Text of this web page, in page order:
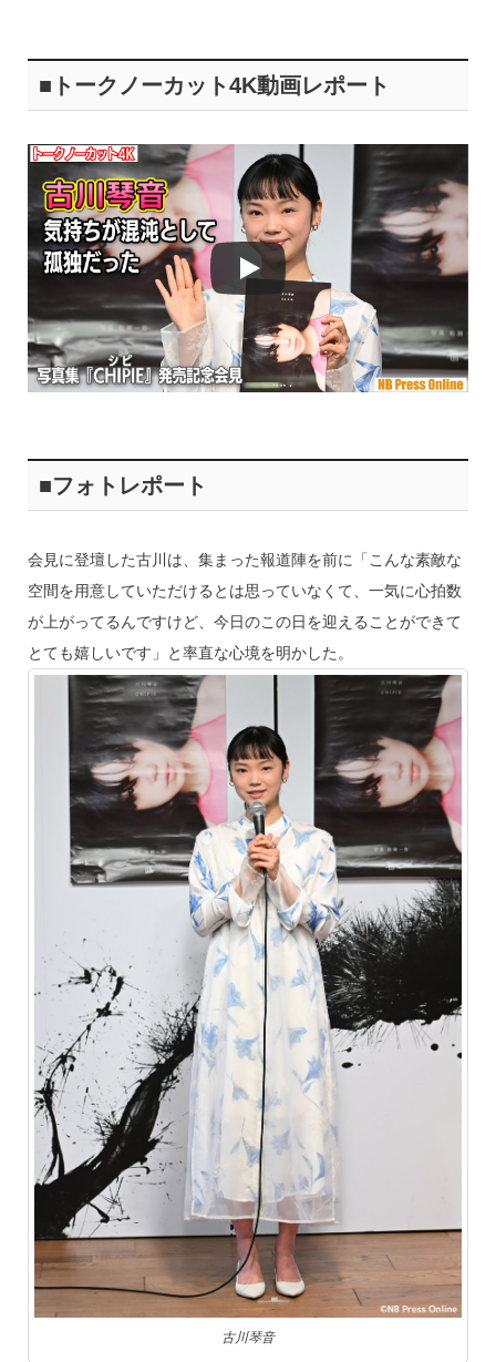
■トークノーカット4K動画レポート
■フォトレポート
会見に登壇した古川は、集まった報道陣を前に「こんな素敵な
空間を用意していただけるとは思っていなくて、一気に心拍数
が上がってるんですけど、今日のこの日を迎えることができて
とても嬉しいです」と率直な心境を明かした。
古川琴音